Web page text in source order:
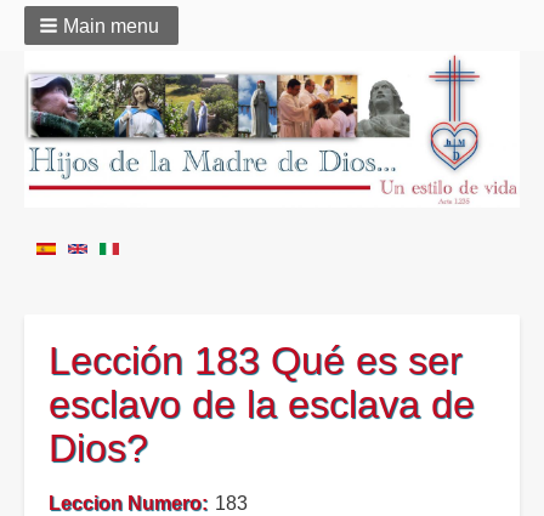
Main menu
Lección 183 Qué es ser
esclavo de la esclava de
Dios?
Leccion Numero 183